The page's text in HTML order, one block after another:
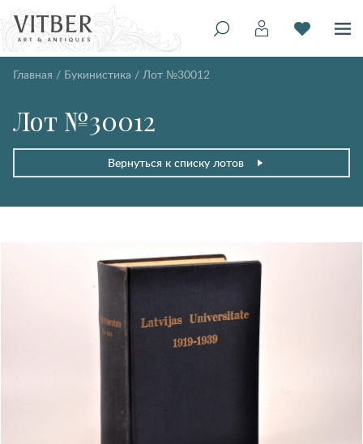
Главная / Букинистика / Лот №30012
Лот №30012
Вернуться к списку лотов